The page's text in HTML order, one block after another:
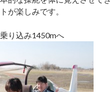
が楽しみです。
り込み1450mへ